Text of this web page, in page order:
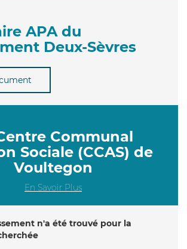
APA du
Deux-Sèvres
Communal
Sociale (CCAS) de
Voultegon
En Savoir Plus
n'a été trouvé pour la